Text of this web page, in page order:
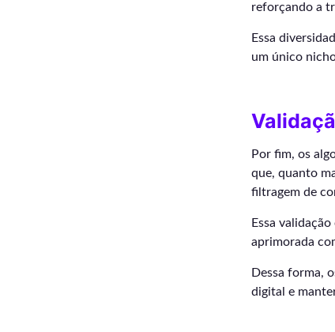
reforçando a
Essa
um único
Por fim, os
que, quanto
filtragem de
Essa
aprimorada
Dessa forma,
digital e